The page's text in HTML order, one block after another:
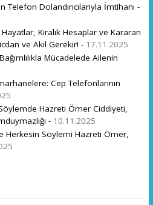
Dolandırıcılarıyla İmtihanı -
Kiralık Hesaplar ve Kararan
ve Akıl Gerekir! - 17.11.2025
Mücadelede Ailenin
Cep Telefonlarının
Hazreti Ömer Ciddiyeti,
- 10.11.2025
Herkesin Söylemi Hazreti Ömer,